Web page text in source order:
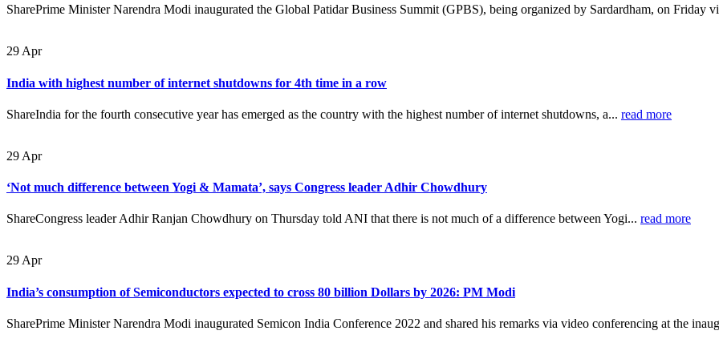
SharePrime Minister Narendra Modi inaugurated the Global Patidar Business Summit (GPBS), being organized by Sardardham, on Friday
29 Apr
India with highest number of internet shutdowns for 4th time in a row
ShareIndia for the fourth consecutive year has emerged as the country with the highest number of internet shutdowns, a... read more
29 Apr
‘Not much difference between Yogi & Mamata’, says Congress leader Adhir Chowdhury
ShareCongress leader Adhir Ranjan Chowdhury on Thursday told ANI that there is not much of a difference between Yogi... read more
29 Apr
India’s consumption of Semiconductors expected to cross 80 billion Dollars by 2026: PM Modi
SharePrime Minister Narendra Modi inaugurated Semicon India Conference 2022 and shared his remarks via video conferencing at the